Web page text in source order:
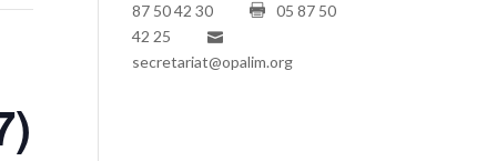
87 50 42 30
05 87 50
42 25
secretariat@opalim.org